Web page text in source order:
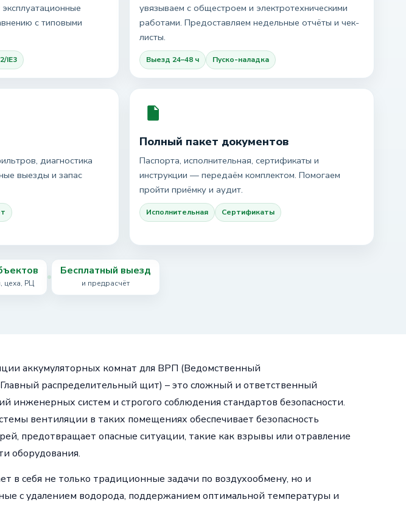
с типовыми
IE3
увязываем с общестроем и электротехническими
работами. Предоставляем недельные отчёты и чек-
листы.
Выезд 24–48 ч Пуско-наладка
диагностика
выезды и запас
Полный пакет документов
Паспорта, исполнительная, сертификаты и
инструкции — передаём комплектом. Помогаем
пройти приёмку и аудит.
Исполнительная Сертификаты
цеха, РЦ
Бесплатный выезд
и предрасчёт
аккумуляторных комнат для ВРП (Ведомственный
распределительный щит) – это сложный и ответственный
инженерных систем и строгого соблюдения стандартов безопасности.
вентиляции в таких помещениях обеспечивает безопасность
предотвращает опасные ситуации, такие как взрывы или отравление
оборудования.
в себя не только традиционные задачи по воздухообмену, но и
с удалением водорода, поддержанием оптимальной температуры и